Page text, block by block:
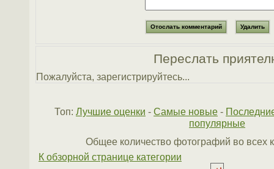
Переслать
Пожалуйста, зарегистрируйтесь...
Топ: Лучшие оценки - Самые новые -
популярные
Общее количество фотографий во всех
К обзорной странице категории